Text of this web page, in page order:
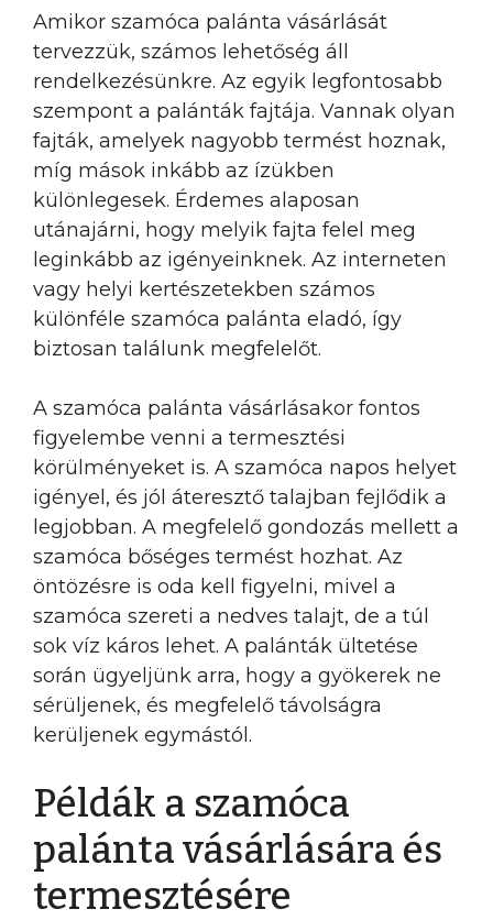
Amikor szamóca palánta vásárlását
tervezzük, számos lehetőség áll
rendelkezésünkre. Az egyik legfontosabb
szempont a palánták fajtája. Vannak olyan
fajták, amelyek nagyobb termést hoznak,
míg mások inkább az ízükben
különlegesek. Érdemes alaposan
utánajárni, hogy melyik fajta felel meg
leginkább az igényeinknek. Az interneten
vagy helyi kertészetekben számos
különféle szamóca palánta eladó, így
biztosan találunk megfelelőt.
A szamóca palánta vásárlásakor fontos
figyelembe venni a termesztési
körülményeket is. A szamóca napos helyet
igényel, és jól áteresztő talajban fejlődik a
legjobban. A megfelelő gondozás mellett a
szamóca bőséges termést hozhat. Az
öntözésre is oda kell figyelni, mivel a
szamóca szereti a nedves talajt, de a túl
sok víz káros lehet. A palánták ültetése
során ügyeljünk arra, hogy a gyökerek ne
sérüljenek, és megfelelő távolságra
kerüljenek egymástól.
Példák a szamóca
palánta vásárlására és
termesztésére